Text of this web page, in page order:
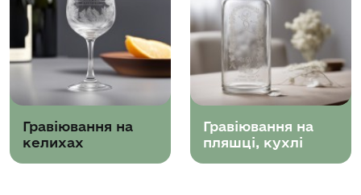
Гравіювання на
келихах
Гравіювання на
пляшці, кухлі